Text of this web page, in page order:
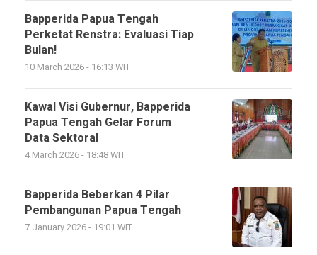
Bapperida Papua Tengah
Perketat Renstra: Evaluasi Tiap
Bulan!
10 March 2026 - 16:13 WIT
Kawal Visi Gubernur, Bapperida
Papua Tengah Gelar Forum
Data Sektoral
4 March 2026 - 18:48 WIT
Bapperida Beberkan 4 Pilar
Pembangunan Papua Tengah
7 January 2026 - 19:01 WIT